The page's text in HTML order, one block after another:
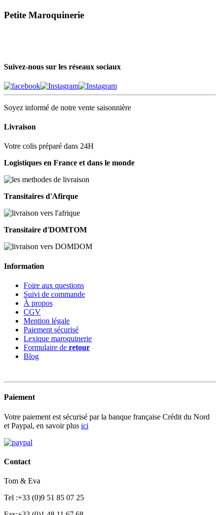
Petite Maroquinerie
Suivez-nous sur les réseaux sociaux
Soyez informé de notre vente saisonnière
Livraison
Votre colis préparé dans 24H
Logistiques en France et dans le monde
Transitaires d'Afirque
Transitaire d'DOMTOM
Information
Foire aux questions
Suivi de commande
À propos
CGV
Mention légale
Paiement sécurisé
Lexique maroquinerie
Formulaire de retour
Blog
Paiement
Votre paiement est sécurisé par la banque française Crédit du Nord
et Paypal, en savoir plus ici
Contact
Tom & Eva
Tel :+33 (0)9 51 85 07 25